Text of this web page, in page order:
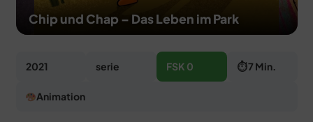
Chip und Chap – Das Leben im Park
2021 serie FSK 0 ⏱ 7 Min.
Animation